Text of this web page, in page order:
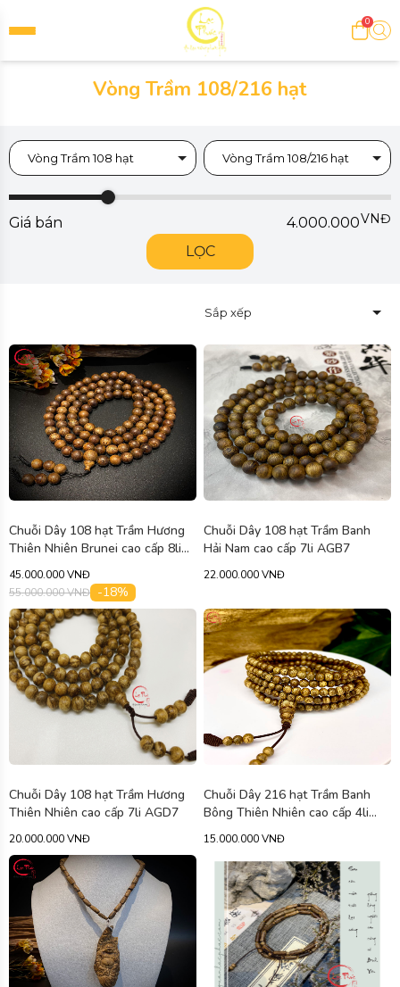
0
Vòng Trầm 108/216 hạt
Vòng Trầm 108 hạt Vòng Trầm 108/216 hạt
Giá bán 4.000.000VNĐ
LỌC
Sắp xếp
Chuỗi Dây 108 hạt Trầm Hương
Thiên Nhiên Brunei cao cấp 8li
AGD8
45.000.000 VNĐ
55.000.000 VNĐ -18%
Chuỗi Dây 108 hạt Trầm Banh
Hải Nam cao cấp 7li AGB7
22.000.000 VNĐ
Chuỗi Dây 108 hạt Trầm Hương
Thiên Nhiên cao cấp 7li AGD7
20.000.000 VNĐ
Chuỗi Dây 216 hạt Trầm Banh
Bông Thiên Nhiên cao cấp 4li
AGBB4
15.000.000 VNĐ